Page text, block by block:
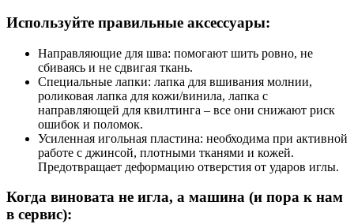
Используйте правильные аксессуары:
Направляющие для шва: помогают шить ровно, не
сбиваясь и не сдвигая ткань.
Специальные лапки: лапка для вшивания молнии,
роликовая лапка для кожи/винила, лапка с
направляющей для квилтинга – все они снижают риск
ошибок и поломок.
Усиленная игольная пластина: необходима при активной
работе с джинсой, плотными тканями и кожей.
Предотвращает деформацию отверстия от ударов иглы.
Когда виновата не игла, а машина (и пора к нам
в сервис):